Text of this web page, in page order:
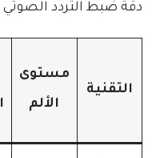
دقة ضبط التردد
التقنية
مستوى
الألم